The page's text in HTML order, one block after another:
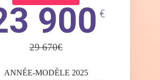
900 €
29 670€
ANNÉE-MODÈLE 2025